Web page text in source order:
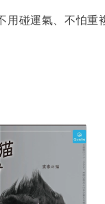
碰運氣、不怕重